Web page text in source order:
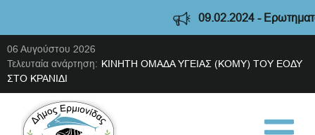
09.02.2024 -
06 Αυγούστου 2026
Τελευταία ανάρτηση: ΚΙΝΗΤΗ ΟΜΑΔΑ ΥΓΕΙΑΣ (ΚΟΜΥ) ΤΟΥ ΕΟΔΥ
ΣΤΟ ΚΡΑΝΙΔΙ